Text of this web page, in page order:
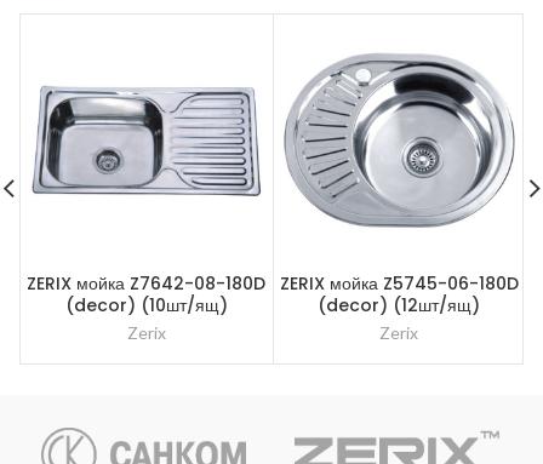
ZERIX мойка Z7642-08-180D
(decor) (10шт/ящ)
Zerix
ZERIX мойка Z5745-06-180D
(decor) (12шт/ящ)
Zerix